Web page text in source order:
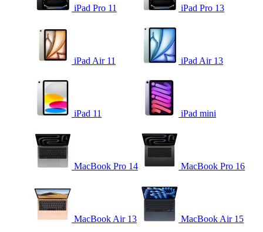
iPad Pro 11 iPad Pro 13
iPad Air 11 iPad Air 13
iPad 11 iPad mini
MacBook Pro 14 MacBook Pro 16
MacBook Air 13 MacBook Air 15